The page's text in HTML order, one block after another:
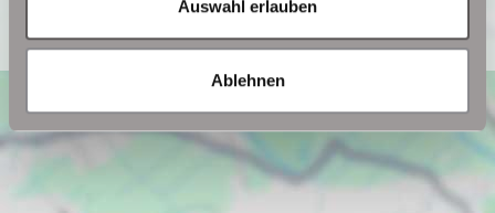
Auswahl erlauben
Ablehnen
Ich bin einverstanden